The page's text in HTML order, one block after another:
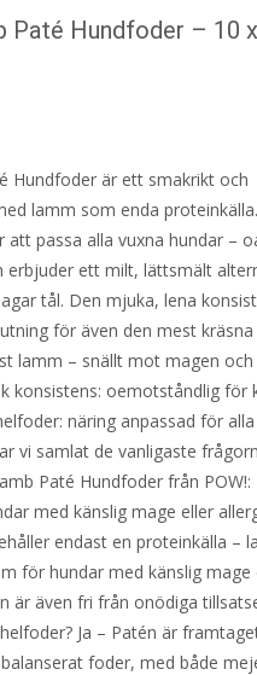
Paté Hundfoder – 10
Hundfoder är ett smakrikt och
lamm som enda
att passa alla vuxna hundar –
erbjuder ett milt, lättsmält
tål. Den mjuka, lena
för även den mest kräsna
lamm – snällt mot magen
konsistens: oemotståndlig för
näring anpassad för
vi samlat de vanligaste
Paté Hundfoder från
med känslig mage eller
endast en proteinkälla –
för hundar med känslig mage
är även fri från onödiga
Ja – Patén är
foder, med både